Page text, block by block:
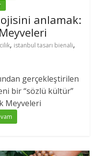
anlamak:
, istanbul tasarı bienali,
gerçekleştirilen
bir “sözlü kültür”
Meyveleri